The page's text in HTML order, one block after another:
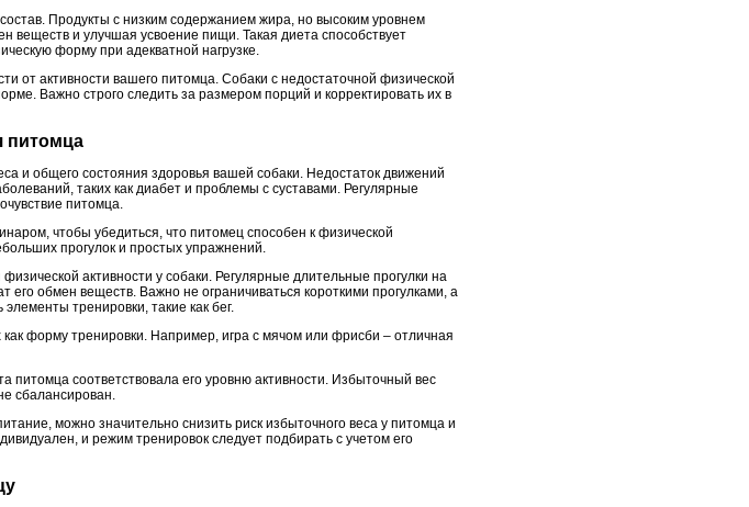
Продукты с низким содержанием жира, но высоким уровнем
веществ и улучшая усвоение пищи. Такая диета способствует
форму при адекватной нагрузке.
от активности вашего питомца. Собаки с недостаточной физической
Важно строго следить за размером порций и корректировать их в
питомца
и общего состояния здоровья вашей собаки. Недостаток движений
таких как диабет и проблемы с суставами. Регулярные
питомца.
чтобы убедиться, что питомец способен к физической
прогулок и простых упражнений.
активности у собаки. Регулярные длительные прогулки на
обмен веществ. Важно не ограничиваться короткими прогулками, а
тренировки, такие как бег.
форму тренировки. Например, игра с мячом или фрисби – отличная
питомца соответствовала его уровню активности. Избыточный вес
сбалансирован.
можно значительно снизить риск избыточного веса у питомца и
и режим тренировок следует подбирать с учетом его